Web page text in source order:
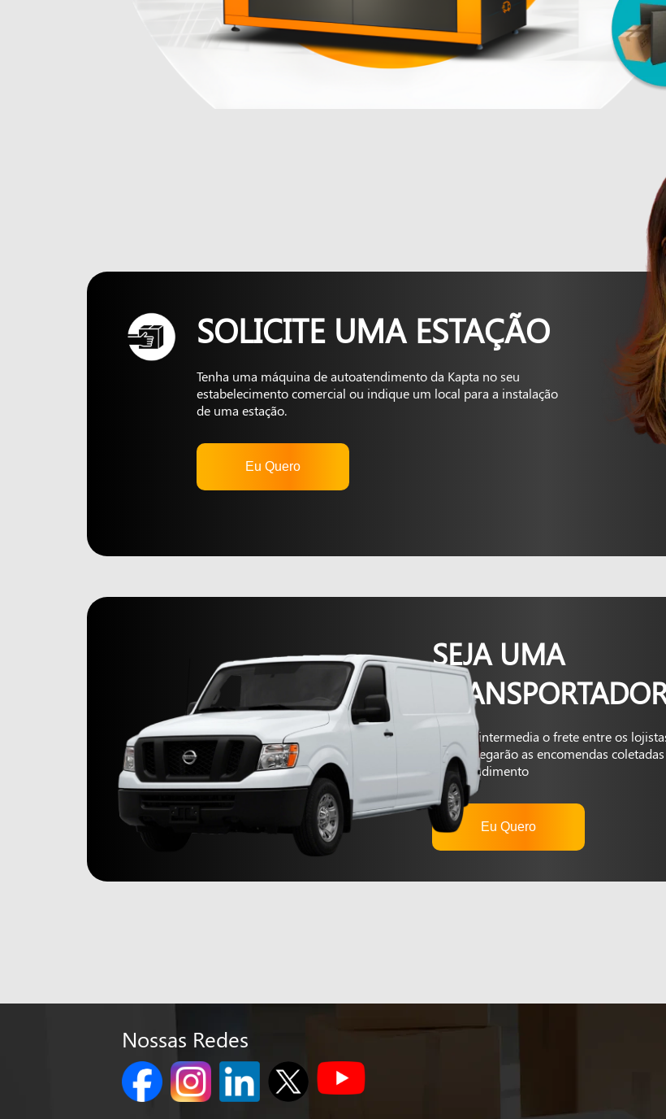
SOLICITE UMA ESTAÇÃO
Tenha uma máquina de autoatendimento da Kapta no seu
estabelecimento comercial ou indique um local para a instalação
de uma estação.
Eu Quero
SEJA UMA
A Kapta intermedia o frete entre os
que entregarão as encomendas
autoatendimento
Eu Quero
Nossas Redes